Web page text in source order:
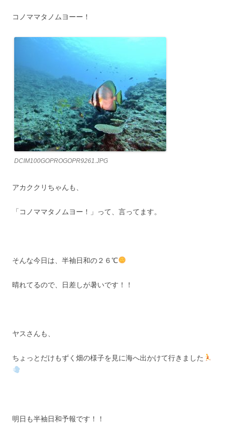
コノママタノムヨーー！
DCIM100GOPROGOPR9261.JPG
アカククリちゃんも、
「コノママタノムヨー！」って、言ってます。
そんな今日は、半袖日和の２６℃
晴れてるので、日差しが暑いです！！
ヤスさんも、
ちょっとだけもずく畑の様子を見に海へ出かけて行きました
明日も半袖日和予報です！！